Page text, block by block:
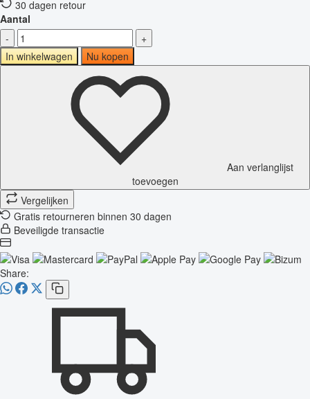
30 dagen retour
Aantal
-
+
In winkelwagen
Nu kopen
Aan verlanglijst
toevoegen
Vergelijken
Gratis retourneren binnen 30 dagen
Beveiligde transactie
Share: